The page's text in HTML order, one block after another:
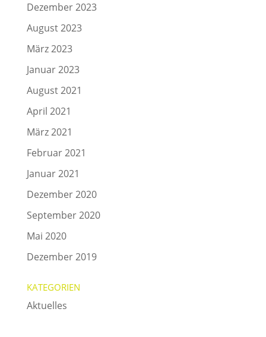
Dezember 2023
August 2023
März 2023
Januar 2023
August 2021
April 2021
März 2021
Februar 2021
Januar 2021
Dezember 2020
September 2020
Mai 2020
Dezember 2019
KATEGORIEN
Aktuelles